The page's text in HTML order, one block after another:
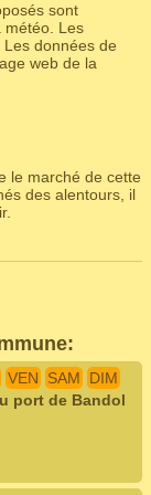
sont
météo. Les
données de
web de la
le marché de cette
des alentours, il
VEN SAM
DIM
port de Bandol